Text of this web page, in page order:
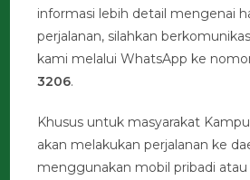
informasi lebih detail mengenai
perjalanan, silahkan
kami melalui WhatsApp ke
3206.
Khusus untuk masyarakat
akan melakukan perjalanan ke
menggunakan mobil pribadi